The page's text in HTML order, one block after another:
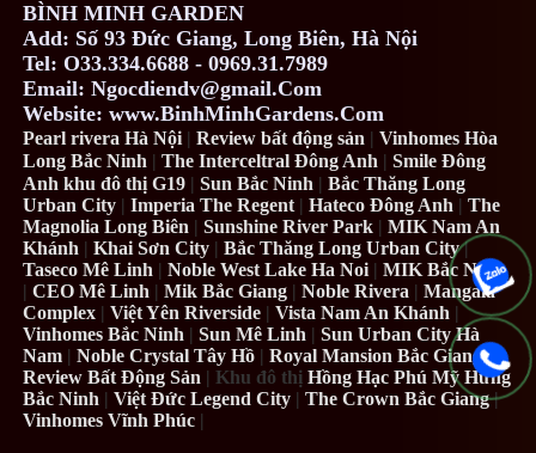
BÌNH MINH GARDEN
Add: Số 93 Đức Giang, Long Biên, Hà Nội
Tel: O33.334.6688 - 0969.31.7989
Email: Ngocdiendv@gmail.Com
Website: www.BinhMinhGardens.Com
Pearl rivera Hà Nội |Review bất động sản |Vinhomes Hòa
Long Bắc Ninh |The Interceltral Đông Anh |Smile Đông
Anh khu đô thị G19 |Sun Bắc Ninh |Bắc Thăng Long
Urban City |Imperia The Regent |Hateco Đông Anh |The
Magnolia Long Biên |Sunshine River Park |MIK Nam An
Khánh |Khai Sơn City |Bắc Thăng Long Urban City|
Taseco Mê Linh |Noble West Lake Ha Noi | MIK Bắc Ninh
|CEO Mê Linh |Mik Bắc Giang |Noble Rivera |Mangala
Complex |Việt Yên Riverside |Vista Nam An Khánh |
Vinhomes Bắc Ninh |Sun Mê Linh |Sun Urban City Hà
Nam | Noble Crystal Tây Hồ |Royal Mansion Bắc Giang|
Review Bất Động Sản | Khu đô thịHồng Hạc Phú Mỹ Hưng
Bắc Ninh |Việt Đức Legend City |The Crown Bắc Giang|
Vinhomes Vĩnh Phúc |